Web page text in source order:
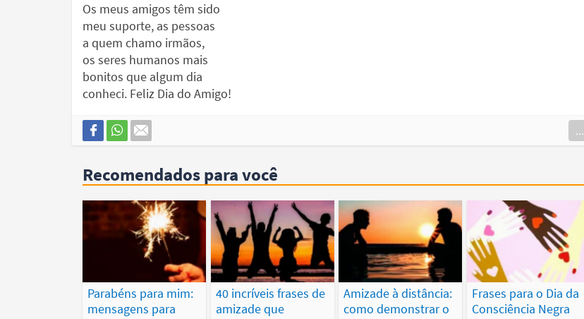
Os meus amigos têm sido
meu suporte, as pessoas
a quem chamo irmãos,
os seres humanos mais
bonitos que algum dia
conheci. Feliz Dia do Amigo!
...
Recomendados para você
Parabéns para mim:
mensagens para
40 incríveis frases de
amizade que
Amizade à distância:
como demonstrar o
Frases para o Dia da
Consciência Negra